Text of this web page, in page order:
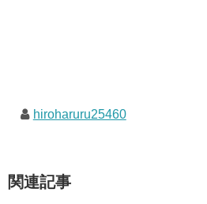
hiroharuru25460
関連記事